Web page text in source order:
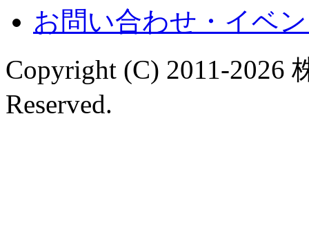
お問い合わせ・イベ
Copyright (C) 2011-2026
Reserved.